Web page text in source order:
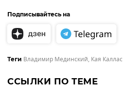
Подписывайтесь на
Теги Владимир Мединский, Кая Каллас
ССЫЛКИ ПО ТЕМЕ